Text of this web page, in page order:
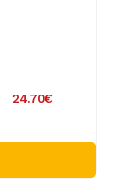
24.70€